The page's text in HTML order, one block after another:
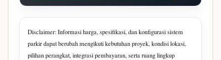
Disclaimer: Informasi harga, spesifikasi, dan konfigurasi sistem
parkir dapat berubah mengikuti kebutuhan proyek, kondisi lokasi,
pilihan perangkat, integrasi pembayaran, serta ruang lingkup